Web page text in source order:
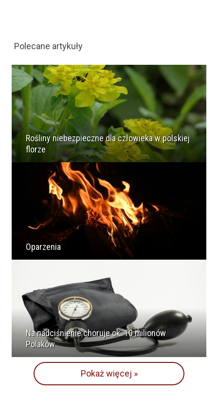
Polecane artykuły
Rośliny niebezpieczne dla człowieka w polskiej
florze
Oparzenia
Na nadciśnienie choruje ok. 10 milionów
Polaków
Pokaż więcej »